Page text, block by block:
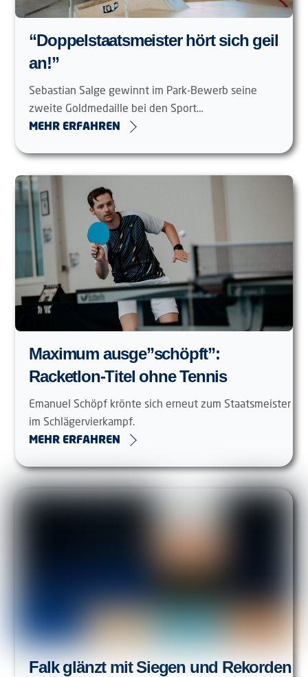
“Doppelstaatsmeister hört sich geil
an!”
Sebastian Salge gewinnt im Park-Bewerb seine
zweite Goldmedaille bei den Sport…
MEHR ERFAHREN
Maximum ausge”schöpft”:
Racketlon-Titel ohne Tennis
Emanuel Schöpf krönte sich erneut zum Staatsmeister
im Schlägervierkampf.
MEHR ERFAHREN
Falk glänzt mit Siegen und Rekorden